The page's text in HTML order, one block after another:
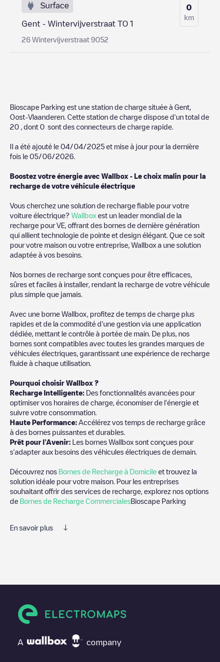
Surface
Gent - Wintervijverstraat TO 1
26 Wintervijverstraat 9052
0
km
Bioscape Parking est une station de charge située à Gent
Oost-Vlaanderen . Cette station de charge dispose d'un total de
20 , dont 0 sont des connecteurs de charge rapide.
Il a été ajouté le 04/04/2025 et mise à jour pour la dernière
fois le 05/06/2026
Boostez votre énergie avec Wallbox - Le choix malin pour la
recharge de votre véhicule électrique
Vous cherchez une solution de recharge fiable pour votre
voiture électrique? Wallbox est un leader mondial de la
recharge pour VE, offrant des bornes de dernière génération
qui allient technologie de pointe et design élégant. Que ce soit
pour votre maison ou votre entreprise, Wallbox a une solution
adaptée à vos besoins.
Nos bornes de recharge sont conçues pour être efficaces,
sûres et faciles à installer, rendant la recharge de votre véhicule
plus simple que jamais.
Avec une borne Wallbox, profitez de temps de charge plus
rapides et de la commodité d'une gestion via une application
dédiée, mettant le contrôle à portée de main. De plus, nos
bornes sont compatibles avec toutes les grandes marques de
véhicules électriques, garantissant une expérience de recharge
fluide à chaque utilisation.
Pourquoi choisir Wallbox ?
Recharge Intelligente: Des fonctionnalités avancées pour
optimiser vos horaires de charge, économiser de l'énergie et
suivre votre consommation.
Haute Performance: Accélérez vos temps de recharge grâce
à des bornes puissantes et durables.
Prêt pour l'Avenir: Les bornes Wallbox sont conçues pour
s'adapter aux besoins des véhicules électriques de demain.
Découvrez nos Bornes de Recharge à Domicile et trouvez la
solution idéale pour votre maison. Pour les entreprises
souhaitant offrir des services de recharge, explorez nos options
de Bornes de Recharge CommercialesBioscape Parking
En savoir plus
électrique la prochaine fois.
avez besoin, vérifiez en bas de la page le point de charge le
plus proche de chez vous sous "points de charge les plus
A company